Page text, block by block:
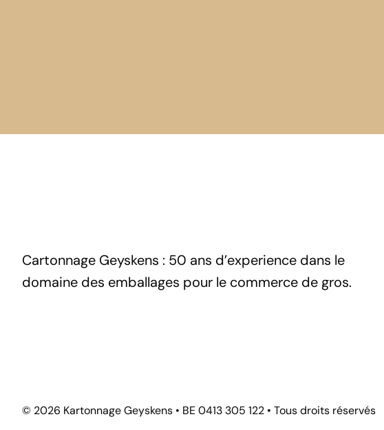
Cartonnage Geyskens : 50 ans d’experience dans le
domaine des emballages pour le commerce de gros.
© 2026 Kartonnage Geyskens • BE 0413 305 122 • Tous droits réservés